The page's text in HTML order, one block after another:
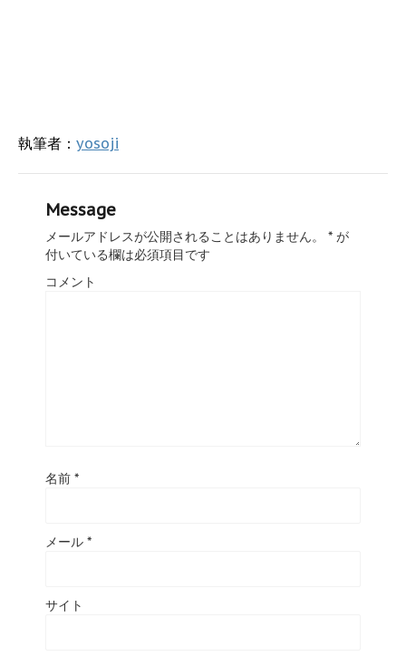
執筆者： yosoji
Message
メールアドレスが公開されることはありません。 * が
付いている欄は必須項目です
コメント
名前 *
メール *
サイト